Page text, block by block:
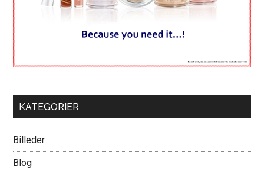
KATEGORIER
Billeder
Blog